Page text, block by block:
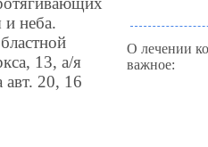
неба.
13, а/я
20, 16
О лечении
важное: